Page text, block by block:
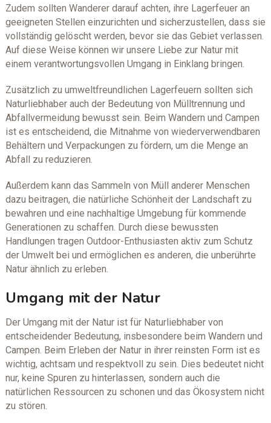
Zudem sollten Wanderer darauf achten, ihre Lagerfeuer an
geeigneten Stellen einzurichten und sicherzustellen, dass sie
vollständig gelöscht werden, bevor sie das Gebiet verlassen.
Auf diese Weise können wir unsere Liebe zur Natur mit
einem verantwortungsvollen Umgang in Einklang bringen.
Zusätzlich zu umweltfreundlichen Lagerfeuern sollten sich
Naturliebhaber auch der Bedeutung von Mülltrennung und
Abfallvermeidung bewusst sein. Beim Wandern und Campen
ist es entscheidend, die Mitnahme von wiederverwendbaren
Behältern und Verpackungen zu fördern, um die Menge an
Abfall zu reduzieren.
Außerdem kann das Sammeln von Müll anderer Menschen
dazu beitragen, die natürliche Schönheit der Landschaft zu
bewahren und eine nachhaltige Umgebung für kommende
Generationen zu schaffen. Durch diese bewussten
Handlungen tragen Outdoor-Enthusiasten aktiv zum Schutz
der Umwelt bei und ermöglichen es anderen, die unberührte
Natur ähnlich zu erleben.
Umgang mit der Natur
Der Umgang mit der Natur ist für Naturliebhaber von
entscheidender Bedeutung, insbesondere beim Wandern und
Campen. Beim Erleben der Natur in ihrer reinsten Form ist es
wichtig, achtsam und respektvoll zu sein. Dies bedeutet nicht
nur, keine Spuren zu hinterlassen, sondern auch die
natürlichen Ressourcen zu schonen und das Ökosystem nicht
zu stören.